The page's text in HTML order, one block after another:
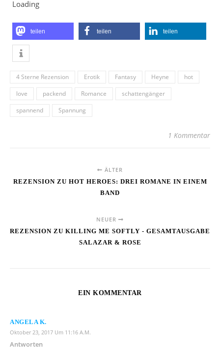
teilen teilen teilen
4 Sterne Rezension Erotik Fantasy Heyne
hot
love
packend Romance
schattengänger
spannend
Spannung
1 Kommentar
ÄLTER
REZENSION ZU HOT HEROES: DREI ROMANE IN EINEM
BAND
NEUER
REZENSION ZU KILLING ME SOFTLY - GESAMTAUSGABE
SALAZAR & ROSE
EIN KOMMENTAR
ANGELA K.
Oktober 23, 2017 Um 11:16 A.m.
Antworten